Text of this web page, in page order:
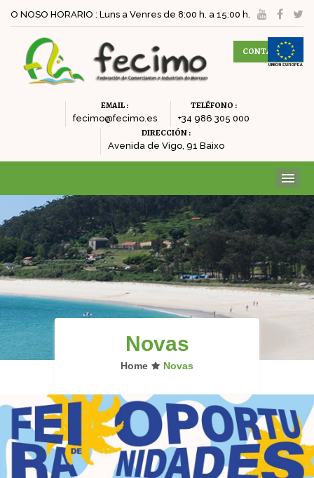
O NOSO HORARIO : Luns a Venres de 8:00 h. a 15:00 h.
CONTACTAR
EMAIL :
fecimo@fecimo.es
TELÉFONO :
+34 986 305 000
DIRECCIÓN :
Avenida de Vigo, 91 Baixo
Novas
Home Novas